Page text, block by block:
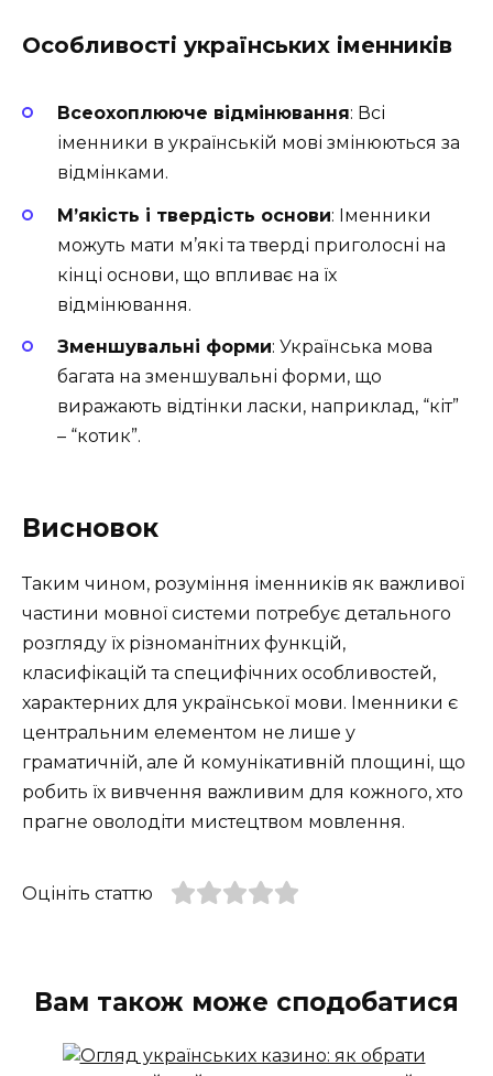
Особливості українських іменників
Всеохоплююче відмінювання: Всі
іменники в українській мові змінюються за
відмінками.
М’якість і твердість основи: Іменники
можуть мати м’які та тверді приголосні на
кінці основи, що впливає на їх
відмінювання.
Зменшувальні форми: Українська мова
багата на зменшувальні форми, що
виражають відтінки ласки, наприклад, “кіт”
– “котик”.
Висновок
Таким чином, розуміння іменників як важливої
частини мовної системи потребує детального
розгляду їх різноманітних функцій,
класифікацій та специфічних особливостей,
характерних для української мови. Іменники є
центральним елементом не лише у
граматичній, але й комунікативній площині, що
робить їх вивчення важливим для кожного, хто
прагне оволодіти мистецтвом мовлення.
Оцініть статтю
Вам також може сподобатися